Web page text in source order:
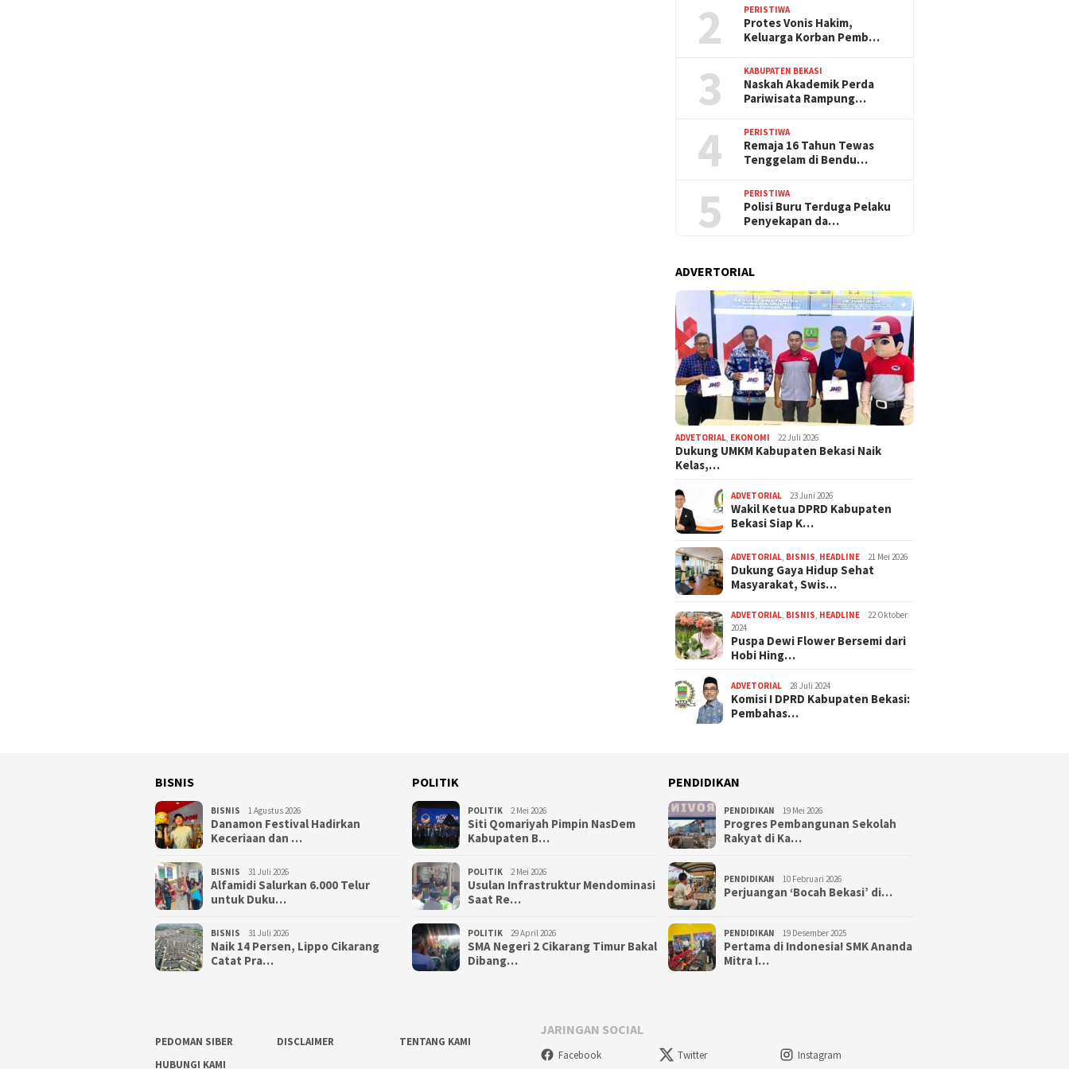
2 PERISTIWA
Protes Vonis Hakim,
Keluarga Korban Pemb…
3 KABUPATEN BEKASI
Naskah Akademik Perda
Pariwisata Rampung…
4 PERISTIWA
Remaja 16 Tahun Tewas
Tenggelam di Bendu…
5 PERISTIWA
Polisi Buru Terduga Pelaku
Penyekapan da…
ADVERTORIAL
ADVETORIAL EKONOMI 22 Juli 2026
Dukung UMKM Kabupaten Bekasi Naik
Kelas,…
ADVETORIAL 23 Juni 2026
Wakil Ketua DPRD Kabupaten
Bekasi Siap K…
ADVETORIAL BISNIS HEADLINE 21 Mei 2026
Dukung Gaya Hidup Sehat
Masyarakat, Swis…
ADVETORIAL BISNIS HEADLINE
22 Oktober
2024
Puspa Dewi Flower Bersemi dari
Hobi Hing…
ADVETORIAL 28 Juli 2024
Komisi I DPRD Kabupaten Bekasi:
Pembahas…
BISNIS
BISNIS 1 Agustus 2026
Danamon Festival Hadirkan
Keceriaan dan …
BISNIS 31 Juli 2026
Alfamidi Salurkan 6.000 Telur
untuk Duku…
BISNIS 31 Juli 2026
Naik 14 Persen, Lippo Cikarang
Catat Pra…
POLITIK
POLITIK 2 Mei 2026
Siti Qomariyah Pimpin NasDem
Kabupaten B…
POLITIK 2 Mei 2026
Usulan Infrastruktur Mendominasi
Saat Re…
POLITIK 29 April 2026
SMA Negeri 2 Cikarang Timur Bakal
Dibang…
PENDIDIKAN
PENDIDIKAN 19 Mei 2026
Progres Pembangunan Sekolah
Rakyat di Ka…
PENDIDIKAN 10 Februari 2026
Perjuangan ‘Bocah Bekasi’ di…
PENDIDIKAN 19 Desember 2025
Pertama di Indonesia! SMK Ananda
Mitra I…
PEDOMAN SIBER DISCLAIMER
TENTANG KAMI
HUBUNGI KAMI
JARINGAN SOCIAL
Facebook Twitter Instagram